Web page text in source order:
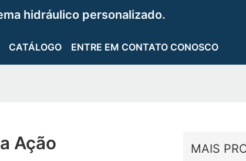
hidráulico personalizado.
CATÁLOGO ENTRE EM CONTATO CONOSCO
Ação MAIS